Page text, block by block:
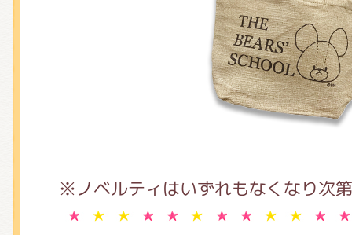
※ノベルティはいずれもなくなり次